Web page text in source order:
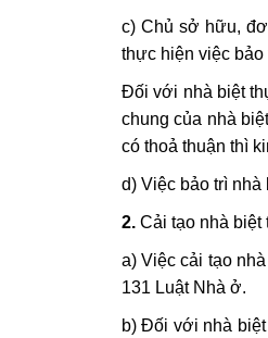
c) Chủ sở hữu,
thực hiện việc
Đối với nhà biệt
chung của nhà
có thoả thuận thì
d) Việc bảo trì
2. Cải tạo nhà biệt
a) Việc cải tạo
131 Luật Nhà ở.
b) Đối với nhà